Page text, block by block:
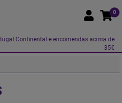
0
Continental e encomendas acima de
35€